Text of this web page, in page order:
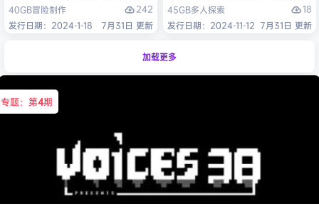
40GB冒险制作
242
发行日期：2024-1-18
7月31日 更新
45GB多人探索
18
发行日期：2024-11-12 7月31日 更新
加载更多
专题：第4期